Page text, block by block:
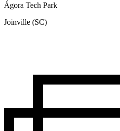
Ágora Tech Park
Joinville (SC)